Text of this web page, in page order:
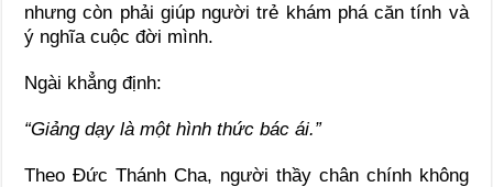
nhưng còn phải giúp người trẻ khám phá căn tính và
ý nghĩa cuộc đời mình.
Ngài khẳng định:
“Giảng dạy là một hình thức bác ái.”
Theo Đức Thánh Cha, người thầy chân chính không